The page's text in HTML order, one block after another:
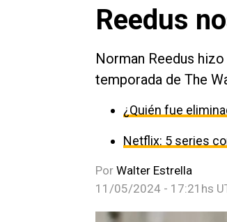
Reedus
Norman Reedus
temporada de The
¿Quién fue
Netflix: 5 series
Por Walter Estrella
11/05/2024 - 17:21hs